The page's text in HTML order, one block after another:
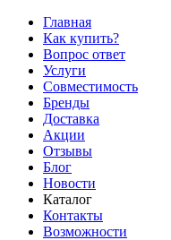
Главная
Как купить?
Вопрос ответ
Услуги
Совместимость
Бренды
Доставка
Акции
Отзывы
Блог
Новости
Каталог
Контакты
Возможности